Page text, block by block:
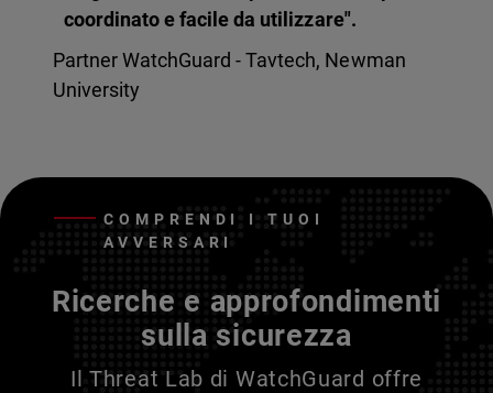
coordinato e facile da utilizzare".
Partner WatchGuard - Tavtech, Newman
University
COMPRENDI I TUOI
AVVERSARI
Ricerche e approfondimenti
sulla sicurezza
Il Threat Lab di WatchGuard offre